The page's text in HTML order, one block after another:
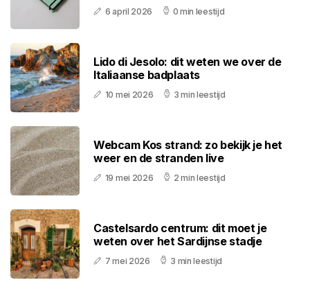
6 april 2026 0 min leestijd
Lido di Jesolo: dit weten we over de
Italiaanse badplaats
10 mei 2026 3 min leestijd
Webcam Kos strand: zo bekijk je het
weer en de stranden live
19 mei 2026 2 min leestijd
Castelsardo centrum: dit moet je
weten over het Sardijnse stadje
7 mei 2026 3 min leestijd